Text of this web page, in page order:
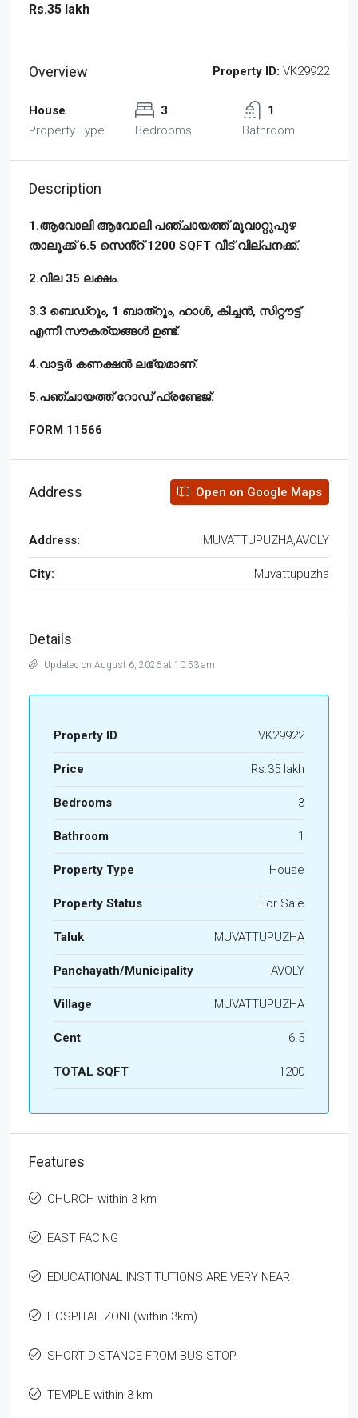
Rs.35 lakh
Overview Property ID: VK29922
House
Property Type
3
Bedrooms
1
Bathroom
Description
1.ആവോലി ആവോലി പഞ്ചായത്ത് മൂവാറ്റുപുഴ
താലൂക്ക് 6.5 സെൻ്റ് 1200 SQFT വീട് വില്പനക്ക്.
2.വില 35 ലക്ഷം.
3.3 ബെഡ്റൂം, 1 ബാത്റൂം, ഹാൾ, കിച്ചൻ, സിറ്റൗട്ട്
എന്നീ സൗകര്യങ്ങൾ ഉണ്ട്.
4.വാട്ടർ കണക്ഷൻ ലഭ്യമാണ്.
5.പഞ്ചായത്ത് റോഡ് ഫ്രണ്ടേജ്.
FORM 11566
Address Open on Google Maps
Address: MUVATTUPUZHA,AVOLY
City: Muvattupuzha
Details
Updated on August 6, 2026 at 10:53 am
Property ID VK29922
Price Rs.35 lakh
Bedrooms 3
Bathroom 1
Property Type House
Property Status For Sale
Taluk MUVATTUPUZHA
Panchayath/Municipality AVOLY
Village MUVATTUPUZHA
Cent 6.5
TOTAL SQFT 1200
Features
CHURCH within 3 km
EAST FACING
EDUCATIONAL INSTITUTIONS ARE VERY NEAR
HOSPITAL ZONE(within 3km)
SHORT DISTANCE FROM BUS STOP
TEMPLE within 3 km